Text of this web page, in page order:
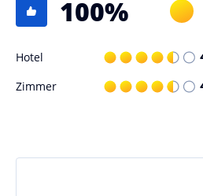
100%
Hotel
Zimmer